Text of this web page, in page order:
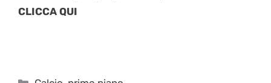
CLICCA QUI